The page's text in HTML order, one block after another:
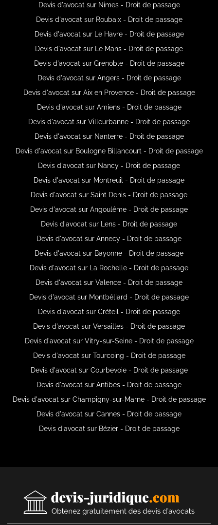
Devis d'avocat sur Nimes - Droit de passage
Devis d'avocat sur Roubaix - Droit de passage
Devis d'avocat sur Le Havre - Droit de passage
Devis d'avocat sur Le Mans - Droit de passage
Devis d'avocat sur Grenoble - Droit de passage
Devis d'avocat sur Angers - Droit de passage
Devis d'avocat sur Aix en Provence - Droit de passage
Devis d'avocat sur Amiens - Droit de passage
Devis d'avocat sur Villeurbanne - Droit de passage
Devis d'avocat sur Nanterre - Droit de passage
Devis d'avocat sur Boulogne Billancourt - Droit de passage
Devis d'avocat sur Nancy - Droit de passage
Devis d'avocat sur Montreuil - Droit de passage
Devis d'avocat sur Saint Denis - Droit de passage
Devis d'avocat sur Angoulême - Droit de passage
Devis d'avocat sur Lens - Droit de passage
Devis d'avocat sur Annecy - Droit de passage
Devis d'avocat sur Bayonne - Droit de passage
Devis d'avocat sur La Rochelle - Droit de passage
Devis d'avocat sur Valence - Droit de passage
Devis d'avocat sur Montbéliard - Droit de passage
Devis d'avocat sur Créteil - Droit de passage
Devis d'avocat sur Versailles - Droit de passage
Devis d'avocat sur Vitry-sur-Seine - Droit de passage
Devis d'avocat sur Tourcoing - Droit de passage
Devis d'avocat sur Courbevoie - Droit de passage
Devis d'avocat sur Antibes - Droit de passage
Devis d'avocat sur Champigny-sur-Marne - Droit de passage
Devis d'avocat sur Cannes - Droit de passage
Devis d'avocat sur Bézier - Droit de passage